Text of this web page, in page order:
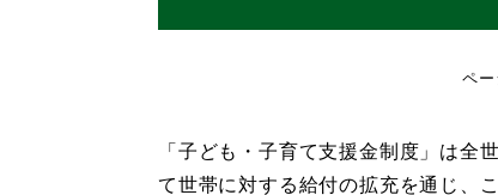
ペ
「子ども・子育て支援金制度」は全
て世帯に対する給付の拡充を通じ、